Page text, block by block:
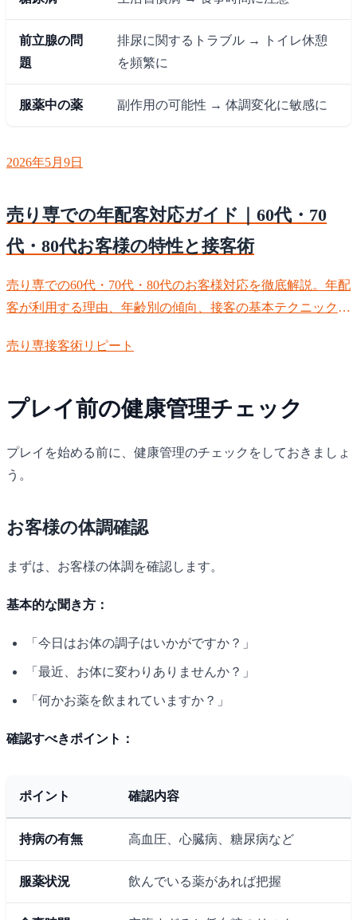
前立腺の問
題
排尿に関するトラブル → トイレ休憩
を頻繁に
服薬中の薬 副作用の可能性 → 体調変化に敏感に
2026年5月9日
売り専での年配客対応ガイド｜60代・70
代・80代お客様の特性と接客術
売り専での60代・70代・80代のお客様対応を徹底解説。年配
客が利用する理由、年齢別の傾向、接客の基本テクニック、
く、大切にすべき顧客層です。適切な接客術を身につけて、
売り専接客術リピート
プレイ前の健康管理チェック
プレイを始める前に、健康管理のチェックをしておきましょ
う。
お客様の体調確認
まずは、お客様の体調を確認します。
基本的な聞き方：
「今日はお体の調子はいかがですか？」
「最近、お体に変わりありませんか？」
「何かお薬を飲まれていますか？」
確認すべきポイント：
ポイント 確認内容
持病の有無 高血圧、心臓病、糖尿病など
服薬状況 飲んでいる薬があれば把握